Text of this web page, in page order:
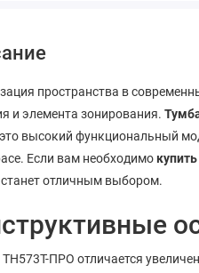
пространства в
и элемента зонирования.
высокий функциональный
Если вам необходимо
отличным выбором.
ПРО отличается